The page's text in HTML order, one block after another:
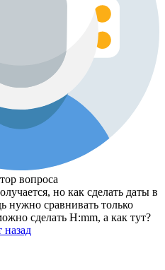
вопроса
но как сделать даты в
нужно сравнивать только
сделать H:mm, а как тут?
назад